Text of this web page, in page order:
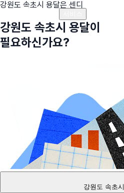
강원도 속초시 용달은 센디
강원도 속초시 용달이
필요하신가요?
강원도 속초시